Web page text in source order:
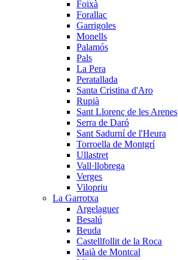
Foixà
Forallac
Garrigoles
Monells
Palamós
Pals
La Pera
Peratallada
Santa Cristina d'Aro
Rupià
Sant Llorenç de les Arenes
Serra de Daró
Sant Sadurní de l'Heura
Torroella de Montgrí
Ullastret
Vall·llobrega
Verges
Vilopriu
La Garrotxa
Argelaguer
Besalú
Beuda
Castellfollit de la Roca
Maià de Montcal